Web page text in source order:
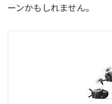
ーンかもしれません。